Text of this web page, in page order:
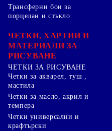
Трансферни бои за
порцелан и стъкло
ЧЕТКИ, ХАРТИИ И
МАТЕРИАЛИ ЗА
РИСУВАНЕ
ЧЕТКИ ЗА РИСУВАНЕ
Четки за акварел, туш ,
мастила
Четки за масло, акрил и
темпера
Четки универсални и
крафтърски